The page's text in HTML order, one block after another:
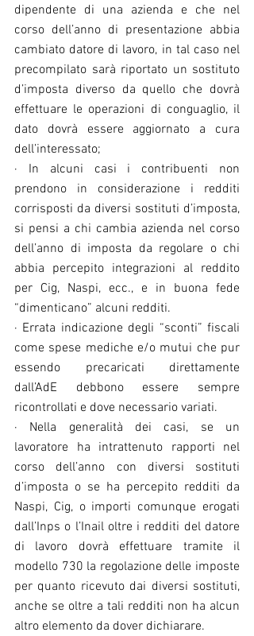
dipendente di una azienda e che nel
corso dell’anno di presentazione abbia
cambiato datore di lavoro, in tal caso nel
precompilato sarà riportato un sostituto
d’imposta diverso da quello che dovrà
effettuare le operazioni di conguaglio, il
dato dovrà essere aggiornato a cura
dell’interessato;
· In alcuni casi i contribuenti non
prendono in considerazione i redditi
corrisposti da diversi sostituti d’imposta,
si pensi a chi cambia azienda nel corso
dell’anno di imposta da regolare o chi
abbia percepito integrazioni al reddito
per Cig, Naspi, ecc., e in buona fede
“dimenticano” alcuni redditi.
· Errata indicazione degli “sconti” fiscali
come spese mediche e/o mutui che pur
essendo precaricati direttamente
dall’AdE debbono essere sempre
ricontrollati e dove necessario variati.
· Nella generalità dei casi, se un
lavoratore ha intrattenuto rapporti nel
corso dell’anno con diversi sostituti
d’imposta o se ha percepito redditi da
Naspi, Cig, o importi comunque erogati
dall’Inps o l’Inail oltre i redditi del datore
di lavoro dovrà effettuare tramite il
modello 730 la regolazione delle imposte
per quanto ricevuto dai diversi sostituti,
anche se oltre a tali redditi non ha alcun
altro elemento da dover dichiarare.